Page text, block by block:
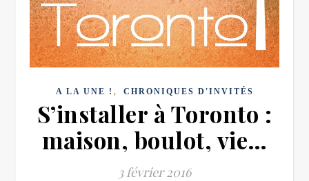
A LA UNE ! , CHRONIQUES D'INVITÉS
S’installer à Toronto :
maison, boulot, vie…
3 février 2016